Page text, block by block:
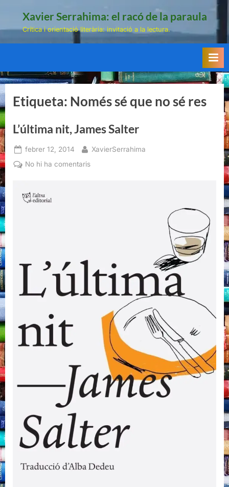
Xavier Serrahima: el racó de la paraula
Crítica i orientació literària: invitació a la lectura.
Etiqueta: Només sé que no sé res
L’última nit, James Salter
Posted
on
febrer 12, 2014 By
XavierSerrahima
No hi ha comentarisa